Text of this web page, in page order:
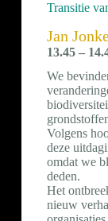
Transitie
Jan
13.45 –
We
Volgens
deze
omdat we
deden.
Het
nieuw